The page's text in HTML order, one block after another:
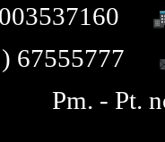
67555777
Pm. - Pt.